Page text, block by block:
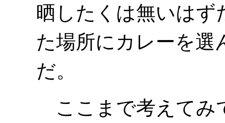
晒したくは無いはず
た場所にカレーを選
だ。
ここまで考えてみ